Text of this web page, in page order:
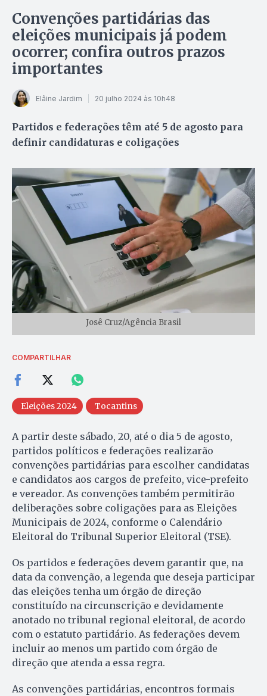
Convenções partidárias das
eleições municipais já podem
ocorrer; confira outros prazos
importantes
Elâine Jardim 20 julho 2024 às 10h48
Partidos e federações têm até 5 de agosto para
definir candidaturas e coligações
Josê Cruz/Agência Brasil
COMPARTILHAR
Eleições 2024 Tocantins
A partir deste sábado, 20, até o dia 5 de agosto,
partidos políticos e federações realizarão
convenções partidárias para escolher candidatas
e candidatos aos cargos de prefeito, vice-prefeito
e vereador. As convenções também permitirão
deliberações sobre coligações para as Eleições
Municipais de 2024, conforme o Calendário
Eleitoral do Tribunal Superior Eleitoral (TSE).
Os partidos e federações devem garantir que, na
data da convenção, a legenda que deseja participar
das eleições tenha um órgão de direção
constituído na circunscrição e devidamente
anotado no tribunal regional eleitoral, de acordo
com o estatuto partidário. As federações devem
incluir ao menos um partido com órgão de
direção que atenda a essa regra.
As convenções partidárias, encontros formais